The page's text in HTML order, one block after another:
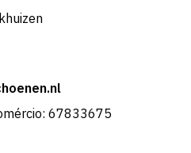
67833675